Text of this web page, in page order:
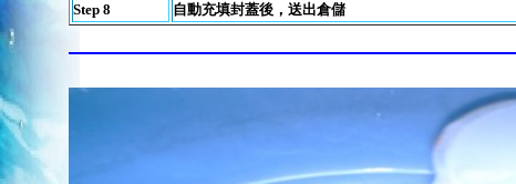
Step 8
自動充填封蓋後，送出倉儲